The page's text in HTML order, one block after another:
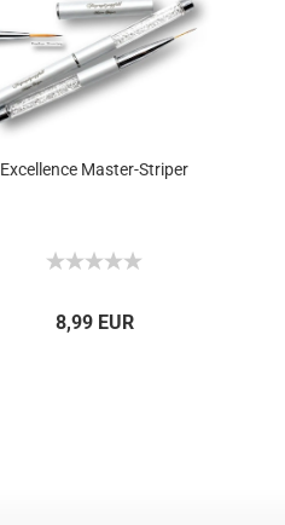
Excellence Master-Striper
8,99 EUR